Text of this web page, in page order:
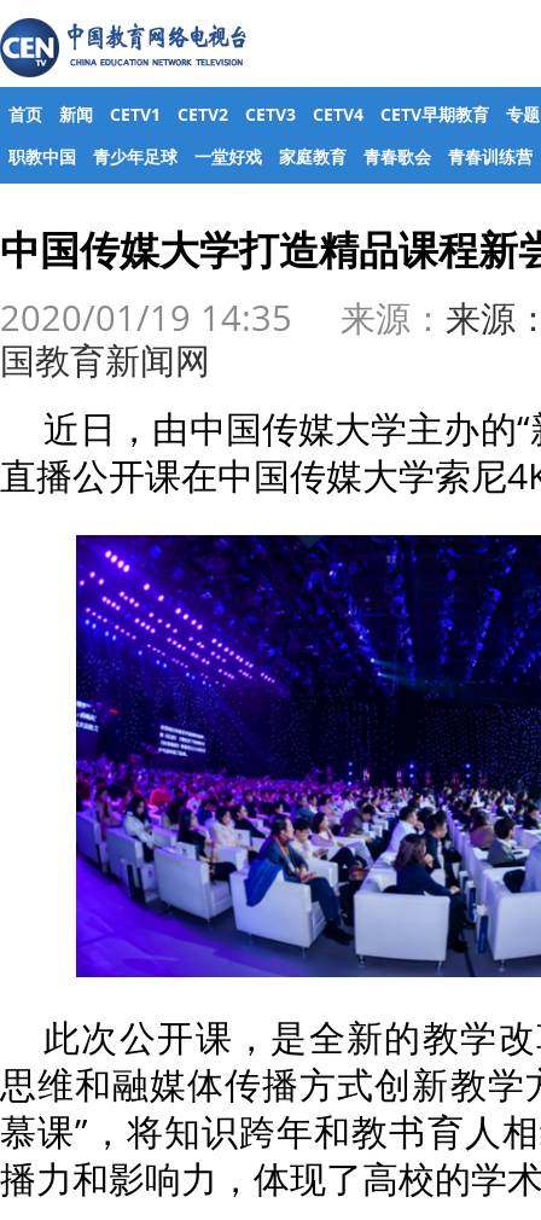
首页 新闻 CETV1 CETV2 CETV3 CETV4 CETV早期教育
专题
职教中国
青少年足球 一堂好戏 家庭教育 青春歌会 青春训练营
中国传媒大学打造精品课程新
2020/01/19 14:35 来源： 来源
国教育新闻网
近日，由中国传媒大学主办的
直播公开课在中国传媒大学索尼
此次公开课，是全新的教学
思维和融媒体传播方式创新教学
慕课”，将知识跨年和教书育人
播力和影响力，体现了高校的学